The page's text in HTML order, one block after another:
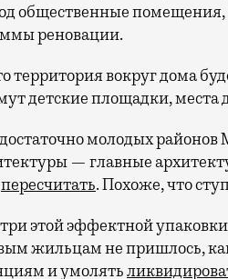
общественные
реновации.
территория вокруг дома
детские площадки, места
молодых районов
— главные
пересчитать. Похоже, что
этой эффектной
жильцам не пришлось,
и умолять